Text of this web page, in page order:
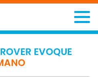
EVOQUE